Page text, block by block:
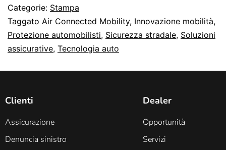
Categorie: Stampa
Taggato Air Connected Mobility, Innovazione mobilità,
Protezione automobilisti, Sicurezza stradale, Soluzioni
assicurative, Tecnologia auto
Clienti
Assicurazione
Denuncia sinistro
Dealer
Opportunità
Servizi